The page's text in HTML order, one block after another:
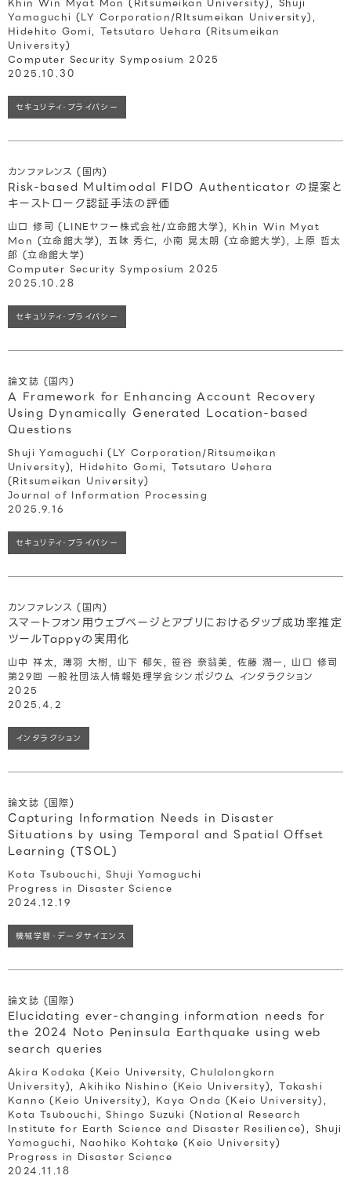
Yamaguchi (LY Corporation/RItsumeikan University),
Hidehito Gomi, Tetsutaro Uehara (Ritsumeikan
University)
Computer Security Symposium 2025
2025.10.30
セキュリティ・プライバシー
カンファレンス (国内)
Risk-based Multimodal FIDO Authenticator の提案と
キーストローク認証手法の評価
山口 修司 (LINEヤフー株式会社/立命館大学), Khin Win Myat
Mon (立命館大学), 五味 秀仁, 小南 晃太朗 (立命館大学), 上原 哲太
郎 (立命館大学)
Computer Security Symposium 2025
2025.10.28
セキュリティ・プライバシー
論文誌 (国内)
A Framework for Enhancing Account Recovery
Using Dynamically Generated Location-based
Questions
Shuji Yamaguchi (LY Corporation/Ritsumeikan
University), Hidehito Gomi, Tetsutaro Uehara
(Ritsumeikan University)
Journal of Information Processing
2025.9.16
セキュリティ・プライバシー
カンファレンス (国内)
スマートフォン用ウェブページとアプリにおけるタップ成功率推定
ツールTappyの実用化
山中 祥太, 薄羽 大樹, 山下 郁矢, 笹谷 奈翁美, 佐藤 潤一, 山口 修司
第29回 一般社団法人情報処理学会シンポジウム インタラクション
2025
2025.4.2
インタラクション
論文誌 (国際)
Capturing Information Needs in Disaster
Situations by using Temporal and Spatial Offset
Learning (TSOL)
Kota Tsubouchi, Shuji Yamaguchi
Progress in Disaster Science
2024.12.19
機械学習・データサイエンス
論文誌 (国際)
Elucidating ever-changing information needs for
the 2024 Noto Peninsula Earthquake using web
search queries
Akira Kodaka (Keio University, Chulalongkorn
University), Akihiko Nishino (Keio University), Takashi
Kanno (Keio University), Kaya Onda (Keio University),
Kota Tsubouchi, Shingo Suzuki (National Research
Institute for Earth Science and Disaster Resilience), Shuji
Yamaguchi, Naohiko Kohtake (Keio University)
Progress in Disaster Science
2024.11.18